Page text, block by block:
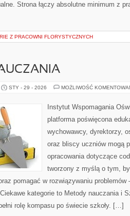
Strona łączy absolutne minimum z
Z PRACOWNI FLORYSTYCZNYCH
STY - 29 - 2026 MOŻLIWOŚĆ
Instytut Wspomagania
platforma poświęcona
wychowawcy, dyrektorzy,
oraz bliscy uczniów mogą
opracowania dotyczące
tworzony z myślą o tym,
pomagać w rozwiązywaniu
kategorie to Metody nauczania i
rolę kompasu po świecie szkoły. […]